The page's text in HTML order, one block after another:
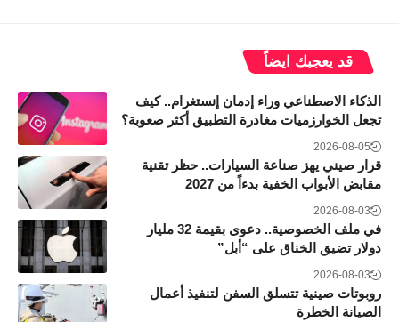
قد يعجبك ايضاً
الذكاء الاصطناعي وراء إدمان إنستغرام.. كيف
تجعل الخوارزميات مغادرة التطبيق أكثر صعوبة؟
2026-08-05
قرار صيني يهز صناعة السيارات.. حظر تقنية
مقابض الأبواب الخفية بدءاً من 2027
2026-08-03
في ملف الخصوصية.. دعوى بقيمة 32 مليار
دولار تضيق الخناق على “أبل”
2026-08-03
روبوتات صينية تتسلق السفن لتنفيذ أعمال
الصيانة الخطرة